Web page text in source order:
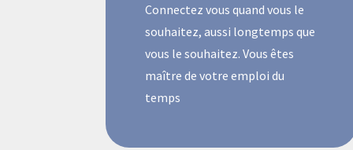
Connectez vous quand vous le
souhaitez, aussi longtemps que
vous le souhaitez. Vous êtes
maître de votre emploi du
temps